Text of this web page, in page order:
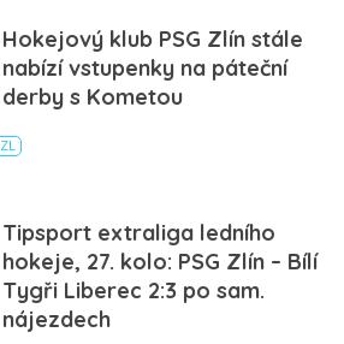
Hokejový klub PSG Zlín stále
nabízí vstupenky na páteční
derby s Kometou
ZL
Tipsport extraliga ledního
hokeje, 27. kolo: PSG Zlín – Bílí
Tygři Liberec 2:3 po sam.
nájezdech